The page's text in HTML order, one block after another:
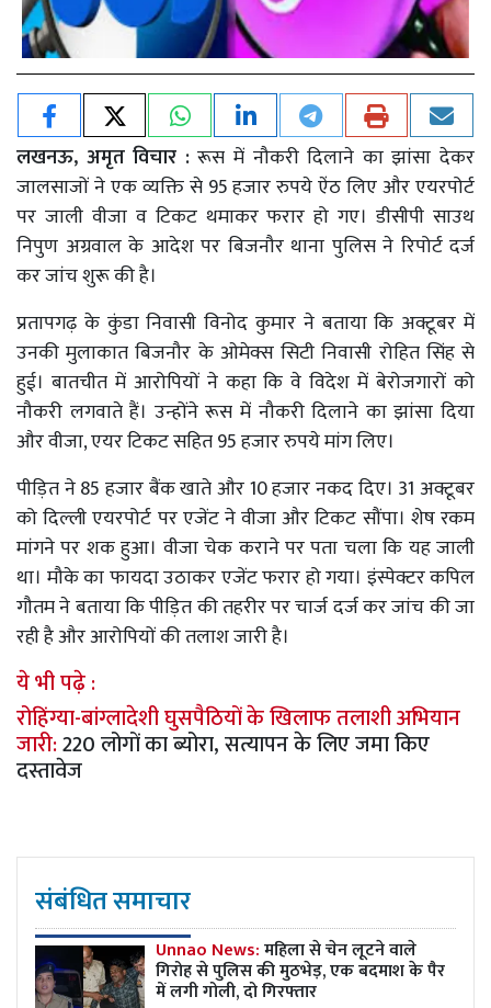
लखनऊ, अमृत विचार :रूस में नौकरी दिलाने का झांसा देकर
जालसाजों ने एक व्यक्ति से 95 हजार रुपये ऐंठ लिए और एयरपोर्ट
पर जाली वीजा व टिकट थमाकर फरार हो गए। डीसीपी साउथ
निपुण अग्रवाल के आदेश पर बिजनौर थाना पुलिस ने रिपोर्ट दर्ज
कर जांच शुरू की है।
प्रतापगढ़ के कुंडा निवासी विनोद कुमार ने बताया कि अक्टूबर में
उनकी मुलाकात बिजनौर के ओमेक्स सिटी निवासी रोहित सिंह से
हुई। बातचीत में आरोपियों ने कहा कि वे विदेश में बेरोजगारों को
नौकरी लगवाते हैं। उन्होंने रूस में नौकरी दिलाने का झांसा दिया
और वीजा, एयर टिकट सहित 95 हजार रुपये मांग लिए।
पीड़ित ने 85 हजार बैंक खाते और 10 हजार नकद दिए। 31 अक्टूबर
को दिल्ली एयरपोर्ट पर एजेंट ने वीजा और टिकट सौंपा। शेष रकम
मांगने पर शक हुआ। वीजा चेक कराने पर पता चला कि यह जाली
था। मौके का फायदा उठाकर एजेंट फरार हो गया। इंस्पेक्टर कपिल
गौतम ने बताया कि पीड़ित की तहरीर पर चार्ज दर्ज कर जांच की जा
रही है और आरोपियों की तलाश जारी है।
ये भी पढ़े :
रोहिंग्या-बांग्लादेशी घुसपैठियों के खिलाफ तलाशी अभियान
जारी:220 लोगों का ब्योरा, सत्यापन के लिए जमा किए
दस्तावेज
संबंधित समाचार
Unnao News:महिला से चेन लूटने वाले
गिरोह से पुलिस की मुठभेड़, एक बदमाश के पैर
में लगी गोली, दो गिरफ्तार